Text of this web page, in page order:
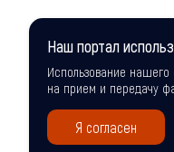
Наш портал
Использование
на прием и передачу
Я согласен